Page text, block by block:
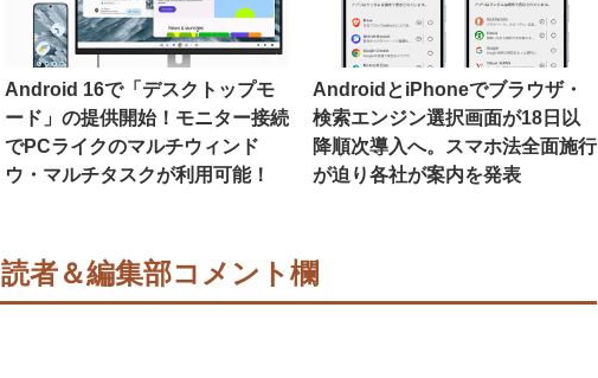
Android 16で「デスクトップモ
ード」の提供開始！モニター接続
でPCライクのマルチウィンド
ウ・マルチタスクが利用可能！
AndroidとiPhoneでブラウザ・
検索エンジン選択画面が18日以
降順次導入へ。スマホ法全面施行
が迫り各社が案内を発表
読者＆編集部コメント欄